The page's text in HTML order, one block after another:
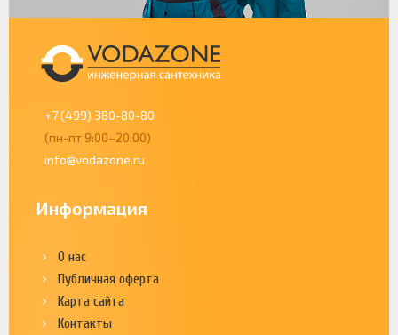
+7 (499) 380-80-80
(пн-пт 9:00–20:00)
info@vodazone.ru
Информация
О нас
Публичная оферта
Карта сайта
Контакты